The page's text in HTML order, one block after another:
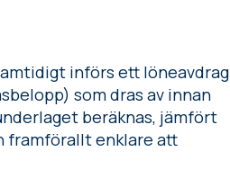
införs ett löneavdrag
som dras av innan
beräknas, jämfört
framförallt enklare att